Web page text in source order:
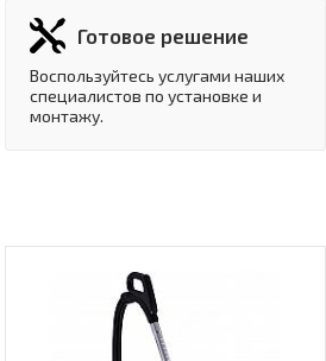
Готовое решение
Воспользуйтесь услугами наших
специалистов по установке и
монтажу.